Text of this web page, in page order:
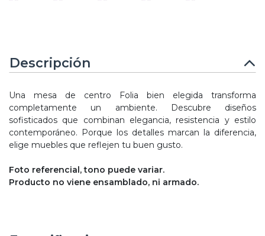
Descripción
Una mesa de centro Folia bien elegida transforma
completamente un ambiente. Descubre diseños
sofisticados que combinan elegancia, resistencia y estilo
contemporáneo. Porque los detalles marcan la diferencia,
elige muebles que reflejen tu buen gusto.
Foto referencial, tono puede variar.
Producto no viene ensamblado, ni armado.